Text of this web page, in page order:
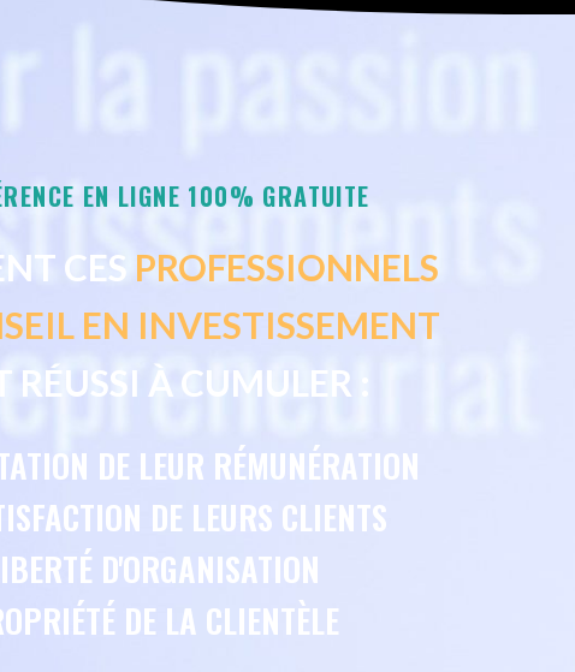
EN LIGNE 100% GRATUITE
CES PROFESSIONNELS
EN INVESTISSEMENT
RÉUSSI À CUMULER :
DE LEUR RÉMUNÉRATION
DE LEURS CLIENTS
D'ORGANISATION
DE LA CLIENTÈLE